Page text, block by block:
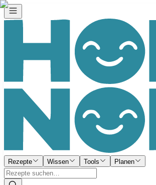
Rezepte Wissen Tools Planen